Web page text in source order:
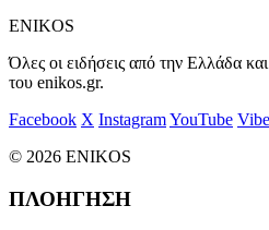
ENIKOS
Όλες οι ειδήσεις από την Ελλάδα
του enikos.gr.
Facebook X InstagramYouTube
© 2026 ENIKOS
ΠΛΟΗΓΗΣΗ